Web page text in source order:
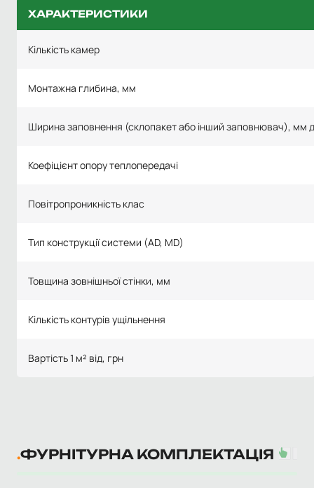
ХАРАКТЕРИСТИКИ
Кількість камер
Монтажна глибина, мм
Ширина заповнення (склопакет або інший заповнювач), мм
Коефіцієнт опору теплопередачі
Повітропроникність клас
Тип конструкції системи (AD, MD)
Товщина зовнішньої стінки, мм
Кількість контурів ущільнення
Вартість 1 м² від, грн
ФУРНІТУРНА КОМПЛЕКТАЦІЯ